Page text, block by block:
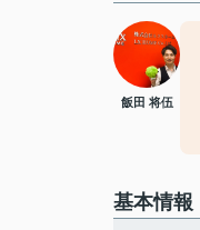
飯田 将伍
基本情報